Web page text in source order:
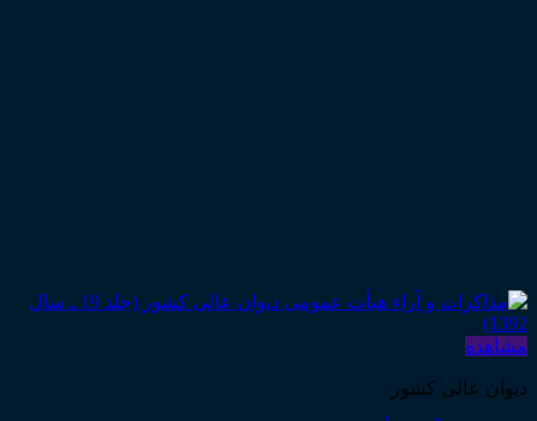
مشاهده
دیوان عالی کشور